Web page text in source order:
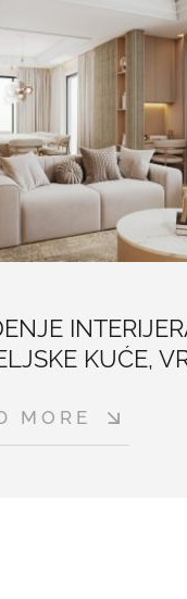
KUĆE,
MORE